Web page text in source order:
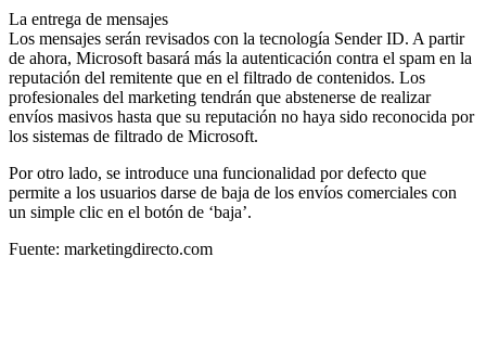
La entrega de mensajes
Los mensajes serán revisados con la tecnología Sender ID. A partir
de ahora, Microsoft basará más la autenticación contra el spam en la
reputación del remitente que en el filtrado de contenidos. Los
profesionales del marketing tendrán que abstenerse de realizar
envíos masivos hasta que su reputación no haya sido reconocida por
los sistemas de filtrado de Microsoft.
Por otro lado, se introduce una funcionalidad por defecto que
permite a los usuarios darse de baja de los envíos comerciales con
un simple clic en el botón de ‘baja’.
Fuente: marketingdirecto.com